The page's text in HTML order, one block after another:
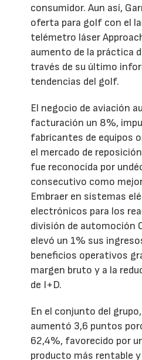
consumidor. Aun así,
oferta para golf con el
telémetro láser
aumento de la práctica
través de su último
tendencias del golf.
El negocio de aviación
facturación un 8%,
fabricantes de equipos
el mercado de
fue reconocida por
consecutivo como
Embraer en sistemas
electrónicos para los
división de automoción
elevó un 1% sus
beneficios operativos
margen bruto y a la
de I+D.
En el conjunto del
aumentó 3,6 puntos
62,4%, favorecido por
producto más rentable